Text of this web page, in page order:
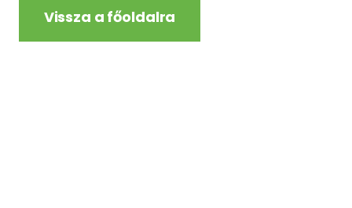
Vissza a főoldalra